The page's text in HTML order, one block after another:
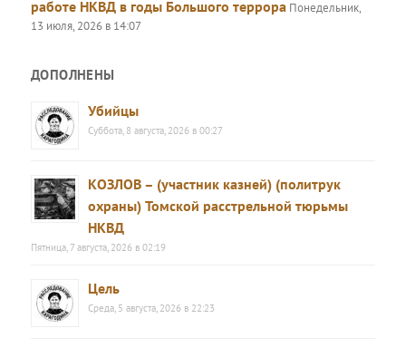
работе НКВД в годы Большого террора Понедельник,
13 июля, 2026 в 14:07
ДОПОЛНЕНЫ
Убийцы
Суббота, 8 августа, 2026 в 00:27
КОЗЛОВ – (участник казней) (политрук
охраны) Томской расстрельной тюрьмы
НКВД
Пятница, 7 августа, 2026 в 02:19
Цель
Среда, 5 августа, 2026 в 22:23